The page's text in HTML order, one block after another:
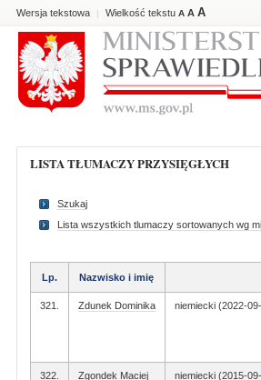
Wersja tekstowa | Wielkość tekstu A A A
LISTA TŁUMACZY PRZYSIĘGŁYCH
Szukaj
Lista wszystkich tlumaczy sortowanych wg
Lp. Nazwisko i imię
321. Zdunek Dominika niemiecki (2022-
322. Zgondek Maciej
niemiecki (2015-